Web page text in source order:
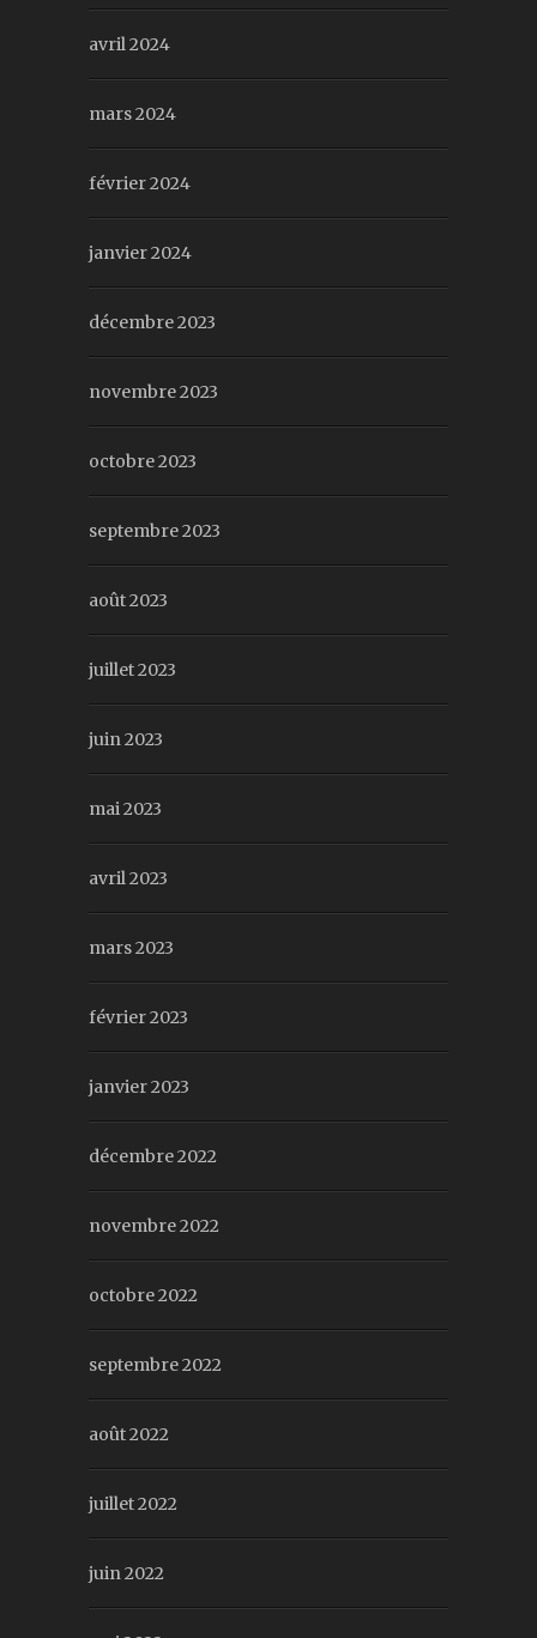
avril 2024
mars 2024
février 2024
janvier 2024
décembre 2023
novembre 2023
octobre 2023
septembre 2023
août 2023
juillet 2023
juin 2023
mai 2023
avril 2023
mars 2023
février 2023
janvier 2023
décembre 2022
novembre 2022
octobre 2022
septembre 2022
août 2022
juillet 2022
juin 2022